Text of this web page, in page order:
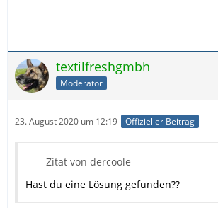
textilfreshgmbh
Moderator
23. August 2020 um 12:19 Offizieller Beitrag
Zitat von dercoole
Hast du eine Lösung gefunden??